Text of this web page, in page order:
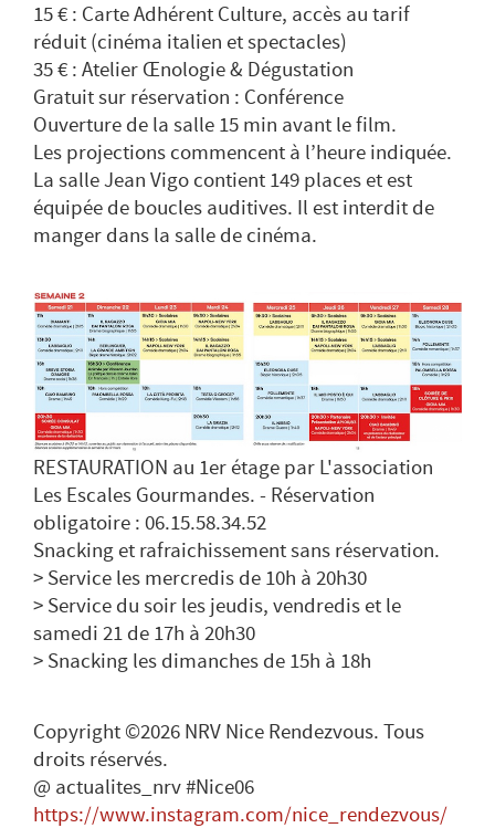
15 € : Carte Adhérent Culture, accès au tarif
réduit (cinéma italien et spectacles)
35 € : Atelier Œnologie & Dégustation
Gratuit sur réservation : Conférence
Ouverture de la salle 15 min avant le film.
Les projections commencent à l’heure indiquée.
La salle Jean Vigo contient 149 places et est
équipée de boucles auditives. Il est interdit de
manger dans la salle de cinéma.
RESTAURATION au 1er étage par L'association
Les Escales Gourmandes. - Réservation
obligatoire : 06.15.58.34.52
Snacking et rafraichissement sans réservation.
> Service les mercredis de 10h à 20h30
> Service du soir les jeudis, vendredis et le
samedi 21 de 17h à 20h30
> Snacking les dimanches de 15h à 18h
Copyright ©2026 NRV Nice Rendezvous. Tous
droits réservés.
@ actualites_nrv #Nice06
https://www.instagram.com/nice_rendezvous/